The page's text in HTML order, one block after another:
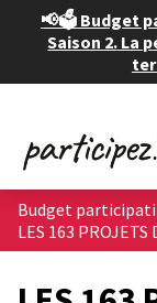
📢🗳️ Budget
Saison 2. La
Budget
LES 163 PROJETS